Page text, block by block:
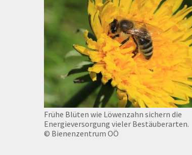
Frühe Blüten wie Löwenzahn sichern die
Energieversorgung vieler Bestäuberarten.
© Bienenzentrum OÖ